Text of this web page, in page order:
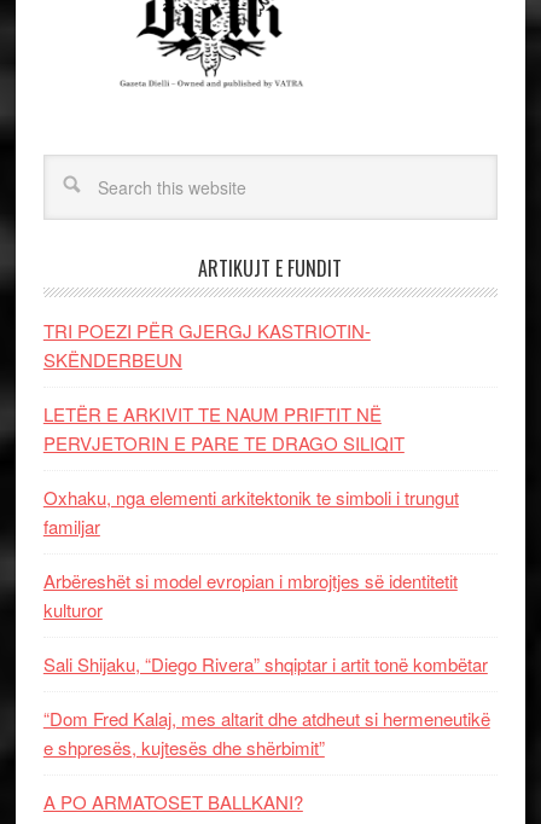
ARTIKUJT E FUNDIT
TRI POEZI PËR GJERGJ KASTRIOTIN-
SKËNDERBEUN
LETËR E ARKIVIT TE NAUM PRIFTIT NË
PERVJETORIN E PARE TE DRAGO SILIQIT
Oxhaku, nga elementi arkitektonik te simboli i trungut
familjar
Arbëreshët si model evropian i mbrojtjes së identitetit
kulturor
Sali Shijaku, “Diego Rivera” shqiptar i artit tonë kombëtar
“Dom Fred Kalaj, mes altarit dhe atdheut si hermeneutikë
e shpresës, kujtesës dhe shërbimit”
A PO ARMATOSET BALLKANI?